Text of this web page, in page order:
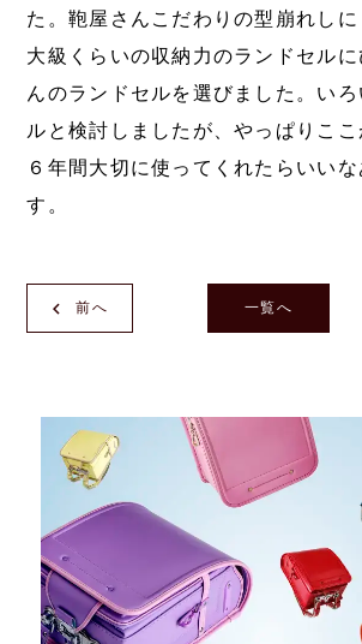
た。鞄屋さんこだわりの型崩れし
大級くらいの収納力のランドセルに
んのランドセルを選びました。い
ルと検討しましたが、やっぱりここ
６年間大切に使ってくれたらいいな
す。
前へ 一覧へ